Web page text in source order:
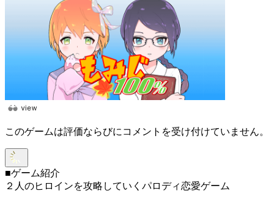
このゲームは評価ならびにコメントを受け付けていません。
■ゲーム紹介
２人のヒロインを攻略していくパロディ恋愛ゲーム